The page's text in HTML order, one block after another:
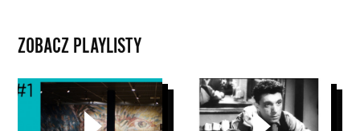
ZOBACZ PLAYLISTY
Muzeum
Andriej
Tarkowski